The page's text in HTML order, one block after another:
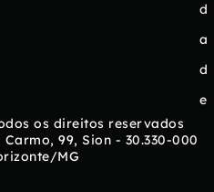
d
a
d
e
os direitos reservados
99, Sion - 30.330-000
MG